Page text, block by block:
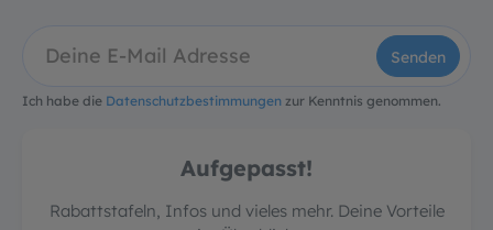
Senden
Ich habe die Datenschutzbestimmungen zur Kenntnis genommen.
Aufgepasst!
Rabattstafeln, Infos und vieles mehr. Deine Vorteile